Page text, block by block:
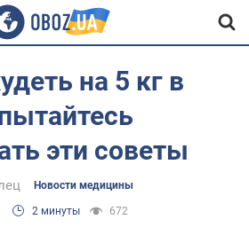
на 5 кг в
эти советы
Новости медицины
2 минуты 672